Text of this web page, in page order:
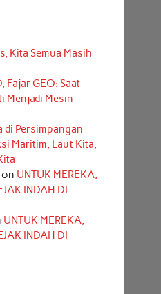
Kita Semua Masih
Fajar GEO: Saat
Menjadi Mesin
di Persimpangan
Maritim, Laut Kita,
on UNTUK MEREKA,
INDAH DI
UNTUK MEREKA,
INDAH DI